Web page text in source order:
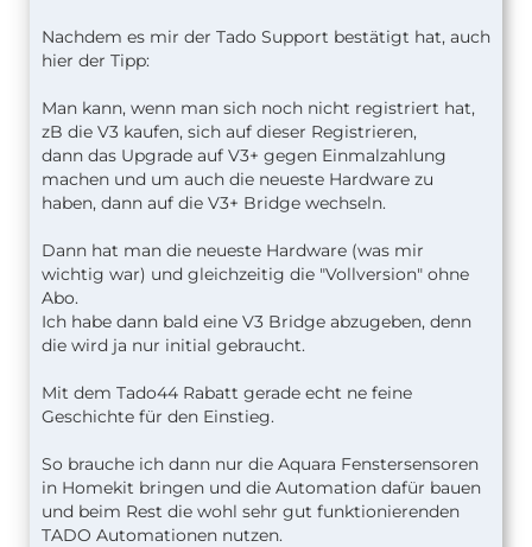
Nachdem es mir der Tado Support bestätigt hat, auch
hier der Tipp:
Man kann, wenn man sich noch nicht registriert hat,
zB die V3 kaufen, sich auf dieser Registrieren,
dann das Upgrade auf V3+ gegen Einmalzahlung
machen und um auch die neueste Hardware zu
haben, dann auf die V3+ Bridge wechseln.
Dann hat man die neueste Hardware (was mir
wichtig war) und gleichzeitig die "Vollversion" ohne
Abo.
Ich habe dann bald eine V3 Bridge abzugeben, denn
die wird ja nur initial gebraucht.
Mit dem Tado44 Rabatt gerade echt ne feine
Geschichte für den Einstieg.
So brauche ich dann nur die Aquara Fenstersensoren
in Homekit bringen und die Automation dafür bauen
und beim Rest die wohl sehr gut funktionierenden
TADO Automationen nutzen.